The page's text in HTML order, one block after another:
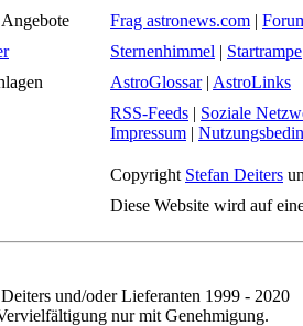
Frag astronews.com |
Sternenhimmel | Startrampe
AstroGlossar| AstroLinks
RSS-Feeds | Soziale
Impressum |
Copyright Stefan Deiters
Diese Website wird auf
und/oder Lieferanten 1999 - 2020
nur mit Genehmigung.